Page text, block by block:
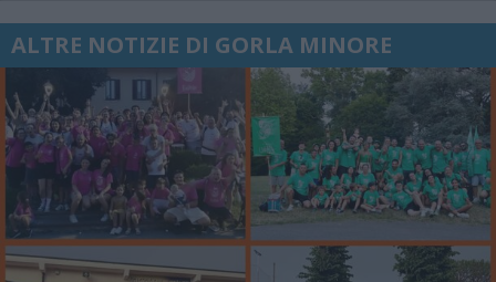
ALTRE NOTIZIE DI GORLA MINORE